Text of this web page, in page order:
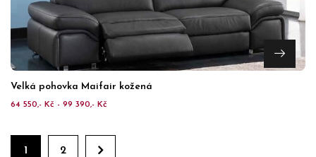
Velká pohovka Maifair kožená
64 550,- Kč - 99 390,- Kč
1 2